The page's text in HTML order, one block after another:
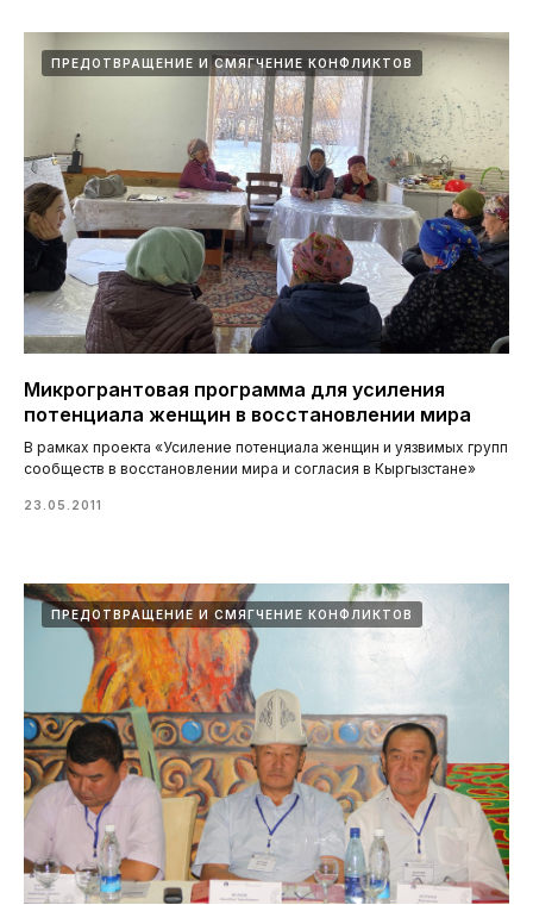
ПРЕДОТВРАЩЕНИЕ И СМЯГЧЕНИЕ КОНФЛИКТОВ
Микрогрантовая программа для усиления
потенциала женщин в восстановлении мира
В рамках проекта «Усиление потенциала женщин и уязвимых групп
сообществ в восстановлении мира и согласия в Кыргызстане»
23.05.2011
ПРЕДОТВРАЩЕНИЕ И СМЯГЧЕНИЕ КОНФЛИКТОВ